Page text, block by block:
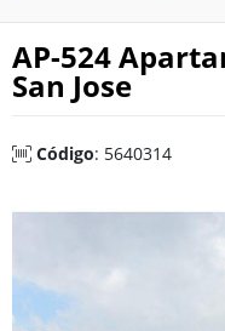
AP-524
San Jose
Código: 5640314